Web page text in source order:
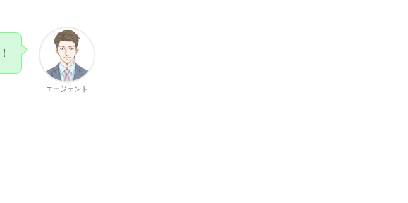
エージェント